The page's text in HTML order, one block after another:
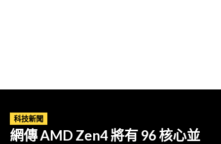
科技新聞
網傳 AMD Zen4 將有 96 核心並